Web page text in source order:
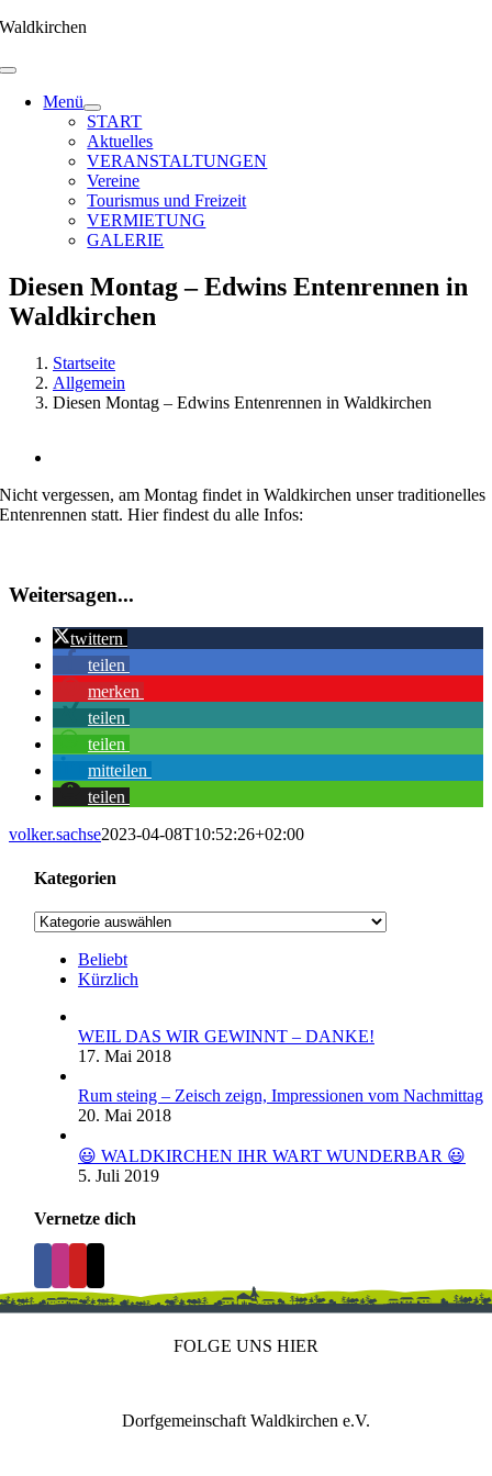
Zum
springen
Waldkirchen
Menü
START
Aktuelles
VERANSTALTUNGEN
Vereine
Tourismus und Freizeit
VERMIETUNG
GALERIE
Diesen Montag – Edwins Entenrennen in
Waldkirchen
Startseite
Allgemein
Diesen Montag – Edwins Entenrennen in Waldkirchen
Bild
Nicht vergessen, am Montag findet in Waldkirchen unser traditionelles
Entenrennen statt. Hier findest du alle Infos:
Weitersagen...
twittern
teilen
merken
teilen
teilen
mitteilen
teilen
volker.sachse2023-04-08T10:52:26+02:00
Kategorien
Kategorien
Beliebt
Kürzlich
WEIL DAS WIR GEWINNT – DANKE!
17. Mai 2018
Rum steing – Zeisch zeign, Impressionen vom Nachmittag
20. Mai 2018
😃 WALDKIRCHEN IHR WART WUNDERBAR 😃
5. Juli 2019
Vernetze dich
FOLGE UNS HIER
Dorfgemeinschaft Waldkirchen e.V.